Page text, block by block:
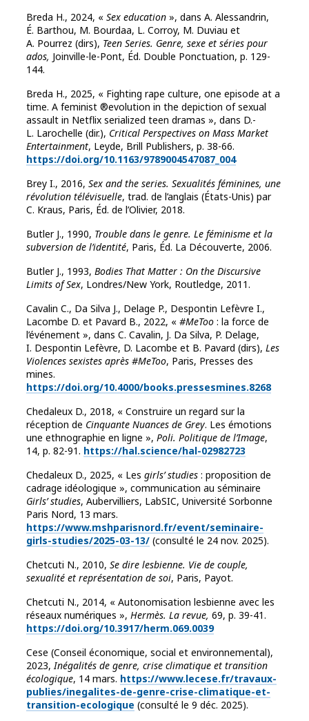
Breda H., 2024, « Sex education », dans A. Alessandrin,
É. Barthou, M. Bourdaa, L. Corroy, M. Duviau et
A. Pourrez (dirs), Teen Series. Genre, sexe et séries pour
ados, Joinville-le-Pont, Éd. Double Ponctuation, p. 129-
144.
Breda H., 2025, « Fighting rape culture, one episode at a
time. A feminist ®evolution in the depiction of sexual
assault in Netflix serialized teen dramas », dans D.-
L. Larochelle (dir.), Critical Perspectives on Mass Market
Entertainment, Leyde, Brill Publishers, p. 38-66.
https://doi.org/10.1163/9789004547087_004
Brey I., 2016, Sex and the series. Sexualités féminines, une
révolution télévisuelle, trad. de l’anglais (États-Unis) par
C. Kraus, Paris, Éd. de l’Olivier, 2018.
Butler J., 1990, Trouble dans le genre. Le féminisme et la
subversion de l’identité, Paris, Éd. La Découverte, 2006.
Butler J., 1993, Bodies That Matter : On the Discursive
Limits of Sex, Londres/New York, Routledge, 2011.
Cavalin C., Da Silva J., Delage P., Despontin Lefèvre I.,
Lacombe D. et Pavard B., 2022, « #MeToo : la force de
l’événement », dans C. Cavalin, J. Da Silva, P. Delage,
I. Despontin Lefèvre, D. Lacombe et B. Pavard (dirs), Les
Violences sexistes après #MeToo, Paris, Presses des
mines.
https://doi.org/10.4000/books.pressesmines.8268
Chedaleux D., 2018, « Construire un regard sur la
réception de Cinquante Nuances de Grey. Les émotions
une ethnographie en ligne », Poli. Politique de l’Image,
14, p. 82-91. https://hal.science/hal-02982723
Chedaleux D., 2025, « Les girls’ studies : proposition de
cadrage idéologique », communication au séminaire
Girls’ studies, Aubervilliers, LabSIC, Université Sorbonne
Paris Nord, 13 mars.
https://www.mshparisnord.fr/event/seminaire-
girls-studies/2025-03-13/ (consulté le 24 nov. 2025).
Chetcuti N., 2010, Se dire lesbienne. Vie de couple,
sexualité et représentation de soi, Paris, Payot.
Chetcuti N., 2014, « Autonomisation lesbienne avec les
réseaux numériques », Hermès. La revue, 69, p. 39-41.
https://doi.org/10.3917/herm.069.0039
Cese (Conseil économique, social et environnemental),
2023, Inégalités de genre, crise climatique et transition
écologique, 14 mars. https://www.lecese.fr/travaux-
publies/inegalites-de-genre-crise-climatique-et-
transition-ecologique (consulté le 9 déc. 2025).